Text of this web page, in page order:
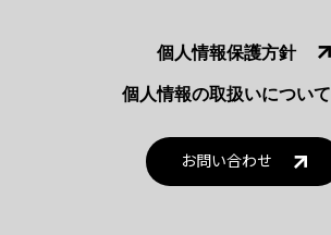
個人情報保護方針
個人情報の取扱いについて
お問い合わせ